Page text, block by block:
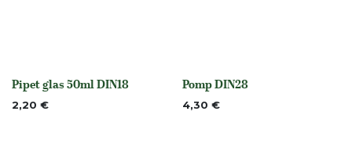
None
Pipet glas 50ml DIN18
2,20 € Niet op voorraad
Pomp DIN28
4,30 €